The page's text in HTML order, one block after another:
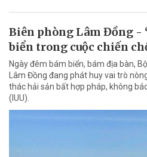
Biên phòng Lâm Đồng -
biển trong cuộc chiến
Ngày đêm bám biển, bám địa bàn,
Lâm Đồng đang phát huy vai trò
thác hải sản bất hợp pháp, không
(IUU).